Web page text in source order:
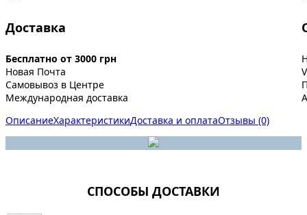
Доставка
Бесплатно от 3000 грн
Новая Почта
Самовывоз в Центре
Международная доставка
ОписаниеХарактеристикиДоставка и оплатаОтзывы (0)
СПОСОБЫ ДОСТАВКИ